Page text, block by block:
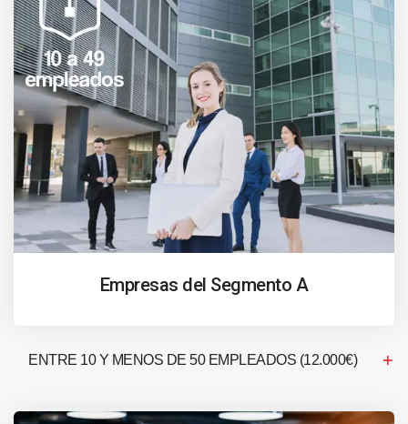
Empresas del Segmento A
ENTRE 10 Y MENOS DE 50 EMPLEADOS (12.000€)